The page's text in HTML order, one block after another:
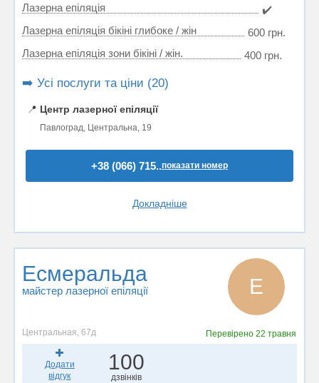
Лазерна епіляція
✔️
Лазерна епіляція бікіні глибоке / жін
600 грн.
Лазерна епіляція зони бікіні / жін.
400 грн.
➡️ Усі послуги та ціни (20)
📍 Центр лазерної епіляції
Павлоград, Центральна, 19
+38 (066) 715..показати номер
Докладніше
Есмеральда
майстер лазерної епіляції Е
Центральная, 67д Перевірено22 травня
Додати
відгук
100
дзвінків